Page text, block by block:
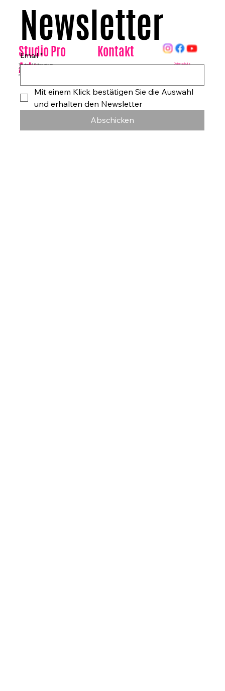
Datenschutz
Studio Pro
Arte
Tanzhaus & Kulturzentrum
Am Rohrgraben 4a
79249 Merzhausen/Freiburg
Germany
Kontakt
Newsletter
Email *
Mit einem Klick bestätigen Sie die Auswahl
und erhalten den Newsletter
Abschicken